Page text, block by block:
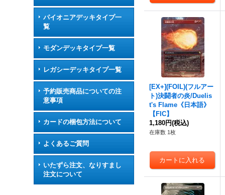
パイオニアデッキタイプ一
覧
モダンデッキタイプ一覧
レガシーデッキタイプ一覧
予約販売商品についての注
意事項
カードの梱包方法について
よくあるご質問
いたずら注文、なりすまし
注文について
[EX+](FOIL)(フルアー
ト)決闘者の炎/Duelis
t's Flame《日本語》
【FIC】
1,180円(税込)
在庫数 1枚